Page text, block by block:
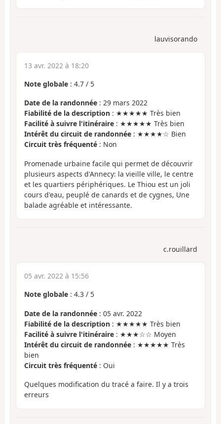
lauvisorando
13 avr. 2022 à 18:20
Note globale : 4.7 / 5
Date de la randonnée : 29 mars 2022
Fiabilité de la description : ★★★★★ Très bien
Facilité à suivre l'itinéraire : ★★★★★ Très bien
Intérêt du circuit de randonnée : ★★★★☆ Bien
Circuit très fréquenté : Non
Promenade urbaine facile qui permet de découvrir
plusieurs aspects d'Annecy: la vieille ville, le centre
et les quartiers périphériques. Le Thiou est un joli
cours d'eau, peuplé de canards et de cygnes, Une
balade agréable et intéressante.
c.rouillard
05 avr. 2022 à 15:56
Note globale : 4.3 / 5
Date de la randonnée : 05 avr. 2022
Fiabilité de la description : ★★★★★ Très bien
Facilité à suivre l'itinéraire : ★★★☆☆ Moyen
Intérêt du circuit de randonnée : ★★★★★ Très
bien
Circuit très fréquenté : Oui
Quelques modification du tracé a faire. Il y a trois
erreurs